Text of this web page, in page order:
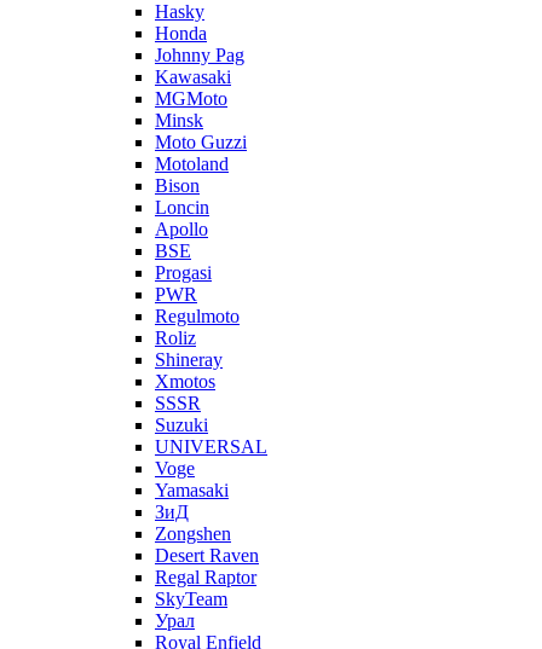
Hasky
Honda
Johnny Pag
Kawasaki
MGMoto
Minsk
Moto Guzzi
Motoland
Bison
Loncin
Apollo
BSE
Progasi
PWR
Regulmoto
Roliz
Shineray
Xmotos
SSSR
Suzuki
UNIVERSAL
Voge
Yamasaki
ЗиД
Zongshen
Desert Raven
Regal Raptor
SkyTeam
Урал
Royal Enfield